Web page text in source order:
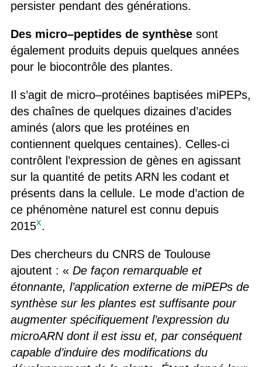
persister pendant des générations.
Des micro–peptides de synthèse sont
également produits depuis quelques années
pour le biocontrôle des plantes.
Il s’agit de micro–protéines baptisées miPEPs,
deschaînes de quelques dizaines d’acides
aminés (alors que les protéines en
contiennent quelques centaines). Celles-ci
contrôlent l’expression de gènes en agissant
sur la quantité de petits ARN les codant et
présents dans la cellule. Le mode d’action de
ce phénomène naturel est connu depuis
2015x.
Des chercheurs du CNRS de Toulouse
ajoutent : « De façon remarquable et
étonnante, l’application externe de miPEPs de
synthèse sur les plantes est suffisante pour
augmenter spécifiquement l’expression du
microARN dont il est issu et, par conséquent
capable d’induire des modifications du